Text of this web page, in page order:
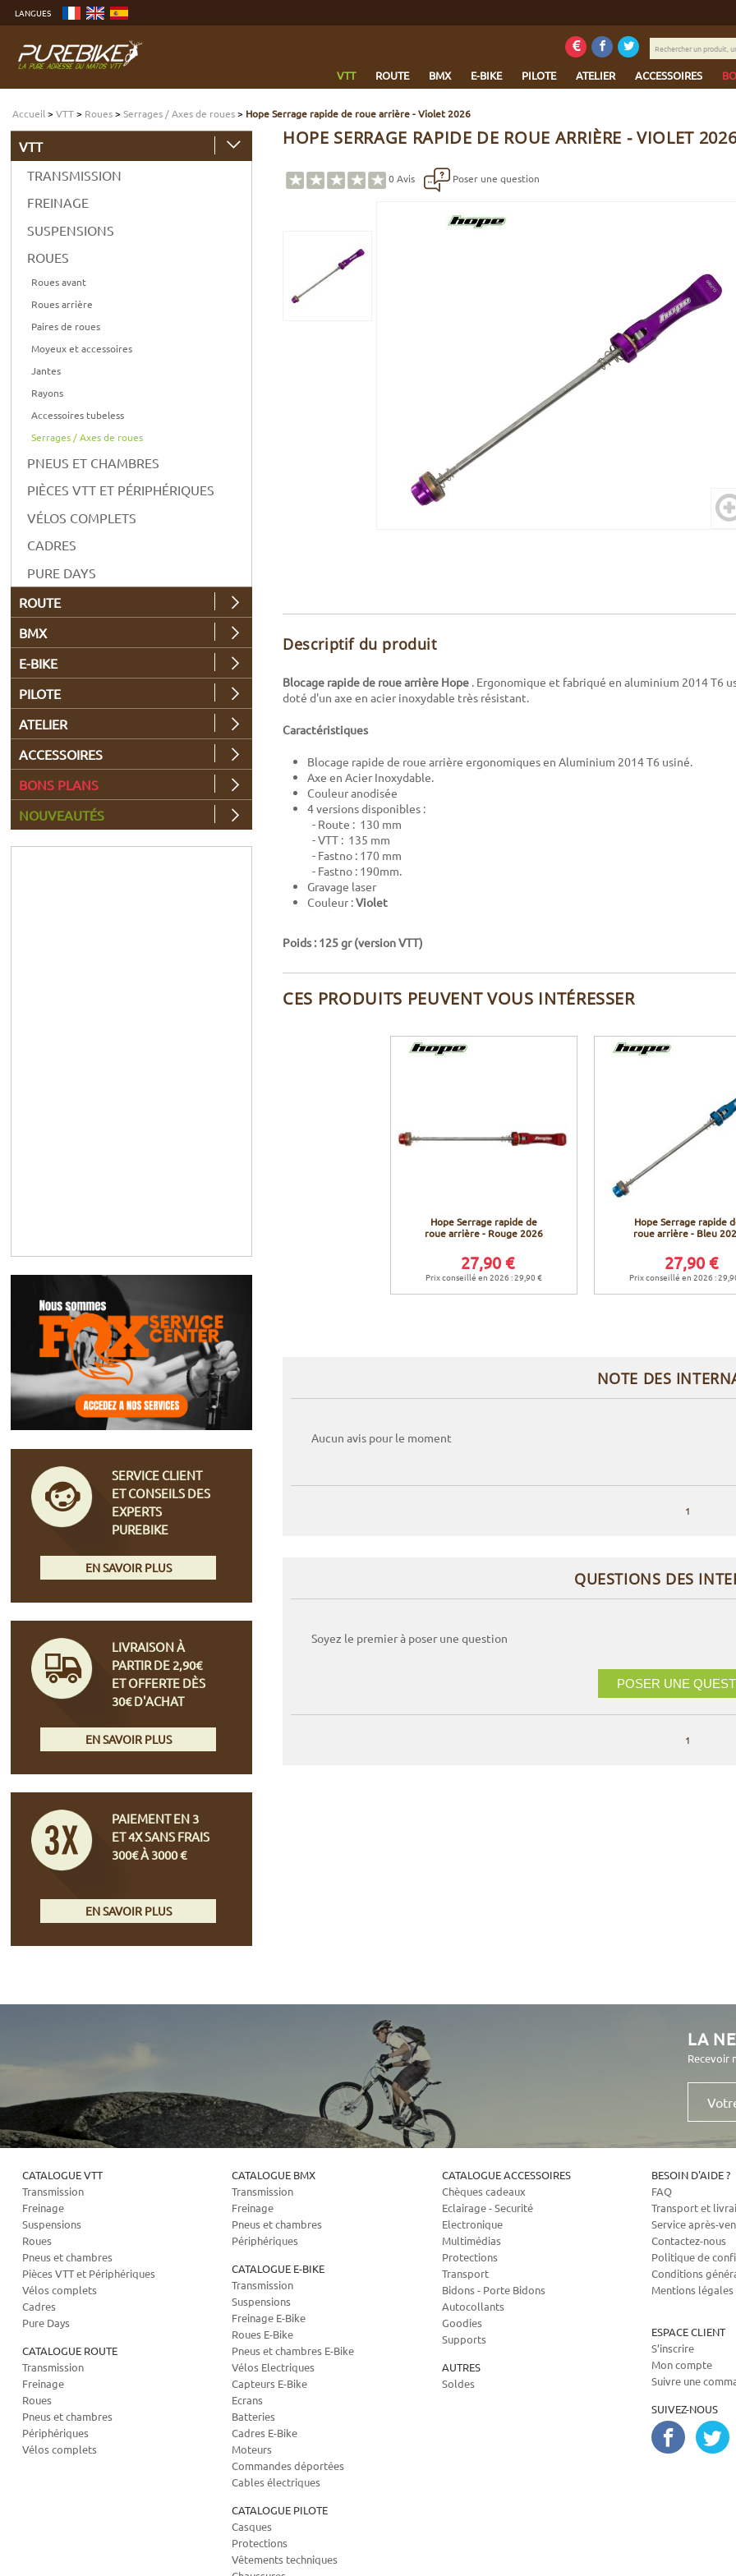
contenu
menu
Aller
LANGUES
VTT ROUTE BMX E-BIKE PILOTE ATELIER ACCESSOIRES
Rechercher
un
une
marque...
Accueil >VTT> Roues>Serrages / Axes de roues> Hope Serrage rapide de roue arrière - Violet 2026
HOPE SERRAGE RAPIDE DE ROUE ARRIÈRE - VIOLET
0 Avis Poser une question
Descriptif du produit
Blocage rapide de roue arrière Hope . Ergonomique et fabriqué en aluminium 2014 T6
doté d'un axe en acier inoxydable très résistant.
Caractéristiques
Blocage rapide de roue arrière ergonomiques en Aluminium 2014 T6 usiné.
Axe en Acier Inoxydable.
Couleur anodisée
4 versions disponibles :
- Route : 130 mm
- VTT : 135 mm
- Fastno : 170 mm
- Fastno : 190mm.
Gravage laser
Couleur :Violet
Poids : 125 gr (version VTT)
CES PRODUITS PEUVENT VOUS INTÉRESSER
Hope Serrage rapide de
roue arrière - Rouge 2026
27,90 €
Prix conseillé en 2026 : 29,90 €
Hope Serrage rapide
roue arrière - Bleu
27,90 €
Prix conseillé en 2026 :
NOTE DES
Aucun avis pour le moment
1
QUESTIONS DES
Soyez le premier à poser une question
POSER UNE
1
VTT
TRANSMISSION
FREINAGE
SUSPENSIONS
ROUES
Roues avant
Roues arrière
Paires de roues
Moyeux et accessoires
Jantes
Rayons
Accessoires tubeless
Serrages / Axes de roues
PNEUS ET CHAMBRES
PIÈCES VTT ET PÉRIPHÉRIQUES
VÉLOS COMPLETS
CADRES
PURE DAYS
ROUTE
BMX
E-BIKE
PILOTE
ATELIER
ACCESSOIRES
BONS PLANS
NOUVEAUTÉS
SERVICE CLIENT
ET CONSEILS DES
EXPERTS
PUREBIKE
EN SAVOIR PLUS
LIVRAISON À
PARTIR DE 2,90€
ET OFFERTE DÈS
30€ D'ACHAT
EN SAVOIR PLUS
PAIEMENT EN 3
ET 4X SANS FRAIS
300€ À 3000 €
EN SAVOIR PLUS
LA
Recevoir
Votre
mail
CATALOGUE VTT
Transmission
Freinage
Suspensions
Roues
Pneus et chambres
Pièces VTT et Périphériques
Vélos complets
Cadres
Pure Days
CATALOGUE ROUTE
Transmission
Freinage
Roues
Pneus et chambres
Périphériques
Vélos complets
CATALOGUE BMX
Transmission
Freinage
Pneus et chambres
Périphériques
CATALOGUE E-BIKE
Transmission
Suspensions
Freinage E-Bike
Roues E-Bike
Pneus et chambres E-Bike
Vélos Electriques
Capteurs E-Bike
Ecrans
Batteries
Cadres E-Bike
Moteurs
Commandes déportées
Cables électriques
CATALOGUE PILOTE
Casques
Protections
Vêtements techniques
CATALOGUE ACCESSOIRES
Chèques cadeaux
Eclairage - Securité
Electronique
Multimédias
Protections
Transport
Bidons - Porte Bidons
Autocollants
Goodies
Supports
AUTRES
Soldes
BESOIN D'AIDE ?
FAQ
Transport et
Service après-
Contactez-nous
Politique de
Conditions
Mentions légales
ESPACE CLIENT
S’inscrire
Mon compte
Suivre une
SUIVEZ-NOUS